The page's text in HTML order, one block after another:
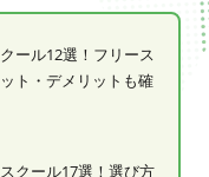
ール12選！フリース
ト・デメリットも確
クール17選！選び方